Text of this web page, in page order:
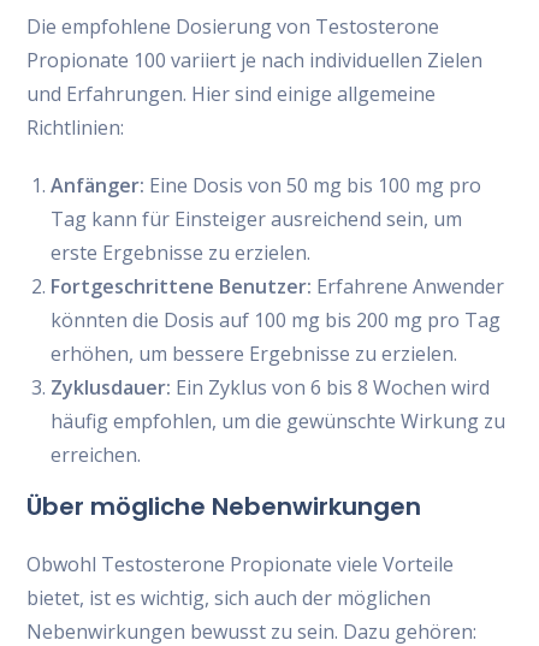
Die empfohlene Dosierung von Testosterone
Propionate 100 variiert je nach individuellen Zielen
und Erfahrungen. Hier sind einige allgemeine
Richtlinien:
Anfänger: Eine Dosis von 50 mg bis 100 mg pro
Tag kann für Einsteiger ausreichend sein, um
erste Ergebnisse zu erzielen.
Fortgeschrittene Benutzer: Erfahrene Anwender
könnten die Dosis auf 100 mg bis 200 mg pro Tag
erhöhen, um bessere Ergebnisse zu erzielen.
Zyklusdauer: Ein Zyklus von 6 bis 8 Wochen wird
häufig empfohlen, um die gewünschte Wirkung zu
erreichen.
Über mögliche Nebenwirkungen
Obwohl Testosterone Propionate viele Vorteile
bietet, ist es wichtig, sich auch der möglichen
Nebenwirkungen bewusst zu sein. Dazu gehören: